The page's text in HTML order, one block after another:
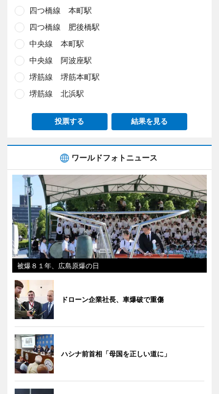
四つ橋線 本町駅
四つ橋線 肥後橋駅
中央線 本町駅
中央線 阿波座駅
堺筋線 堺筋本町駅
堺筋線 北浜駅
投票する 結果を見る
ワールドフォトニュース
被爆８１年、広島原爆の日
ドローン企業社長、車爆破で重傷
ハシナ前首相「母国を正しい道に」